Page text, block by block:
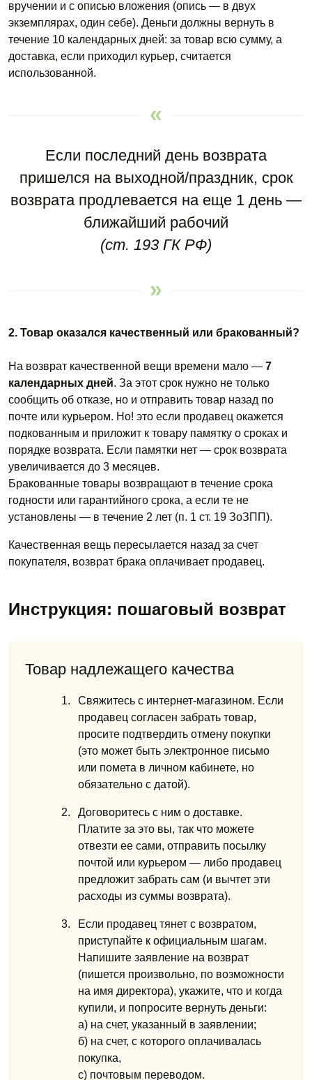
вручении и с описью вложения (опись — в двух
экземплярах, один себе). Деньги должны вернуть в
течение 10 календарных дней: за товар всю сумму, а
доставка, если приходил курьер, считается
использованной.
Если последний день возврата
пришелся на выходной/праздник, срок
возврата продлевается на еще 1 день —
ближайший рабочий
(ст. 193 ГК РФ)
2. Товар оказался качественный или бракованный?
На возврат качественной вещи времени мало — 7
календарных дней. За этот срок нужно не только
сообщить об отказе, но и отправить товар назад по
почте или курьером. Но! это если продавец окажется
подкованным и приложит к товару памятку о сроках и
порядке возврата. Если памятки нет — срок возврата
увеличивается до 3 месяцев.
Бракованные товары возвращают в течение срока
годности или гарантийного срока, а если те не
установлены — в течение 2 лет (п. 1 ст. 19 ЗоЗПП).
Качественная вещь пересылается назад за счет
покупателя, возврат брака оплачивает продавец.
Инструкция: пошаговый возврат
Товар надлежащего качества
Свяжитесь с интернет-магазином. Если
продавец согласен забрать товар,
просите подтвердить отмену покупки
(это может быть электронное письмо
или помета в личном кабинете, но
обязательно с датой).
Договоритесь с ним о доставке.
Платите за это вы, так что можете
отвезти ее сами, отправить посылку
почтой или курьером — либо продавец
предложит забрать сам (и вычтет эти
расходы из суммы возврата).
Если продавец тянет с возвратом,
приступайте к официальным шагам.
Напишите заявление на возврат
(пишется произвольно, по возможности
на имя директора), укажите, что и когда
купили, и попросите вернуть деньги:
а) на счет, указанный в заявлении;
б) на счет, с которого оплачивалась
покупка,
с) почтовым переводом.